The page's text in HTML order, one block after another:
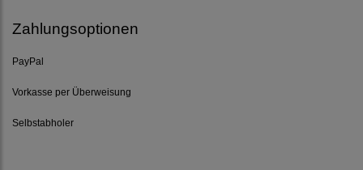
Zahlungsoptionen
PayPal
Vorkasse per Überweisung
Selbstabholer